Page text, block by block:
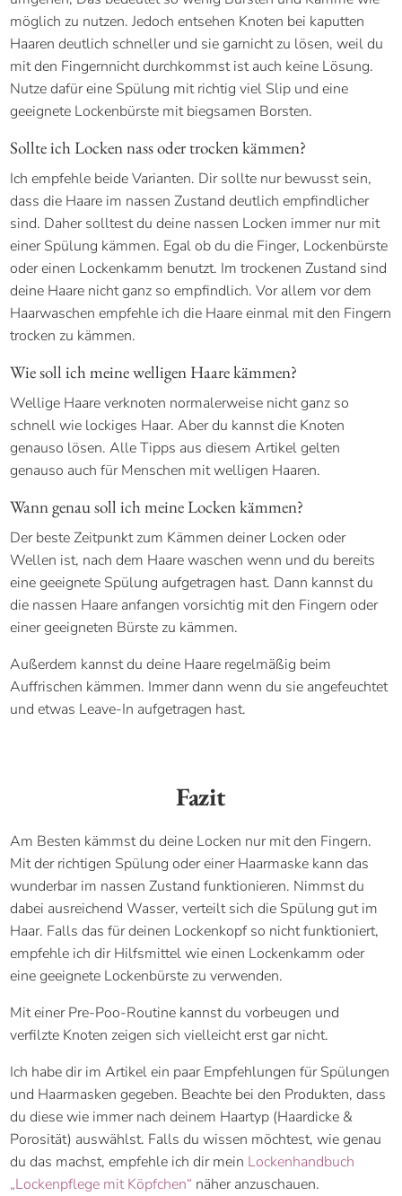
möglich zu nutzen. Jedoch entsehen Knoten bei kaputten
Haaren deutlich schneller und sie garnicht zu lösen, weil du
mit den Fingernnicht durchkommst ist auch keine Lösung.
Nutze dafür eine Spülung mit richtig viel Slip und eine
geeignete Lockenbürste mit biegsamen Borsten.
Sollte ich Locken nass oder trocken kämmen?
Ich empfehle beide Varianten. Dir sollte nur bewusst sein,
dass die Haare im nassen Zustand deutlich empfindlicher
sind. Daher solltest du deine nassen Locken immer nur mit
einer Spülung kämmen. Egal ob du die Finger, Lockenbürste
oder einen Lockenkamm benutzt. Im trockenen Zustand sind
deine Haare nicht ganz so empfindlich. Vor allem vor dem
Haarwaschen empfehle ich die Haare einmal mit den Fingern
trocken zu kämmen.
Wie soll ich meine welligen Haare kämmen?
Wellige Haare verknoten normalerweise nicht ganz so
schnell wie lockiges Haar. Aber du kannst die Knoten
genauso lösen. Alle Tipps aus diesem Artikel gelten
genauso auch für Menschen mit welligen Haaren.
Wann genau soll ich meine Locken kämmen?
Der beste Zeitpunkt zum Kämmen deiner Locken oder
Wellen ist, nach dem Haare waschen wenn und du bereits
eine geeignete Spülung aufgetragen hast. Dann kannst du
die nassen Haare anfangen vorsichtig mit den Fingern oder
einer geeigneten Bürste zu kämmen.
Außerdem kannst du deine Haare regelmäßig beim
Auffrischen kämmen. Immer dann wenn du sie angefeuchtet
und etwas Leave-In aufgetragen hast.
Fazit
Am Besten kämmst du deine Locken nur mit den Fingern.
Mit der richtigen Spülung oder einer Haarmaske kann das
wunderbar im nassen Zustand funktionieren. Nimmst du
dabei ausreichend Wasser, verteilt sich die Spülung gut im
Haar. Falls das für deinen Lockenkopf so nicht funktioniert,
empfehle ich dir Hilfsmittel wie einen Lockenkamm oder
eine geeignete Lockenbürste zu verwenden.
Mit einer Pre-Poo-Routine kannst du vorbeugen und
verfilzte Knoten zeigen sich vielleicht erst gar nicht.
Ich habe dir im Artikel ein paar Empfehlungen für Spülungen
und Haarmasken gegeben. Beachte bei den Produkten, dass
du diese wie immer nach deinem Haartyp (Haardicke &
Porosität) auswählst. Falls du wissen möchtest, wie genau
du das machst, empfehle ich dir mein Lockenhandbuch
„Lockenpflege mit Köpfchen“ näher anzuschauen.